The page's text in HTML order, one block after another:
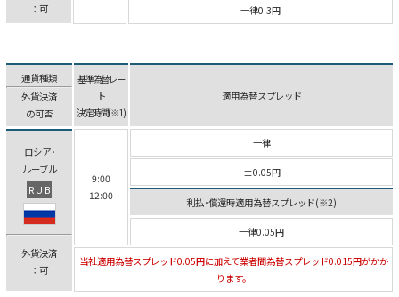
：可
一律0.3円
通貨種類
外貨決済
の可否
基準為替レー
ト
決定時間(※1)
適用為替スプレッド
ロシア･
ルーブル
RUB
外貨決済
：可
9:00
12:00
一律
±0.05円
利払･償還時適用為替スプレッド(※2)
一律0.05円
当社適用為替スプレッド0.05円に加えて業者間為替スプレッド0.015円がかか
ります。